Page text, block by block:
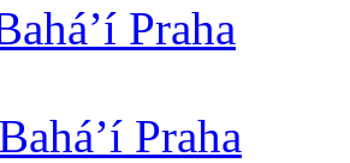
Praha
Praha